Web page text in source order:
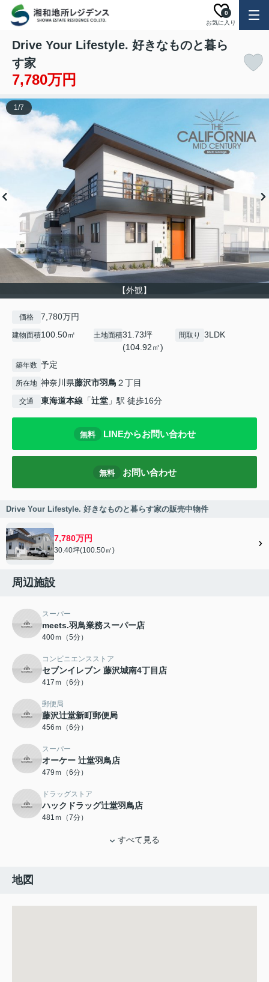
お気に入り
0
Drive Your Lifestyle. 好きなものと暮ら
す家
7,780万円
【外観】
1/7
価格 7,780万円
建物面積100.50㎡ 土地面積31.73坪
(104.92㎡)
間取り 3LDK
築年数 予定
所在地 神奈川県藤沢市羽鳥 ２丁目
交通 東海道本線 「辻堂 」駅 徒歩16分
無料 LINEからお問い合わせ
無料 お問い合わせ
Drive Your Lifestyle. 好きなものと暮らす家の販売中物件
7,780万円
30.40坪(100.50㎡)
周辺施設
スーパー
meets.羽鳥業務スーパー店
400ｍ（5分）
コンビニエンスストア
セブンイレブン 藤沢城南4丁目店
417ｍ（6分）
郵便局
藤沢辻堂新町郵便局
456ｍ（6分）
スーパー
オーケー 辻堂羽鳥店
479ｍ（6分）
ドラッグストア
ハックドラッグ辻堂羽鳥店
481ｍ（7分）
すべて見る
地図